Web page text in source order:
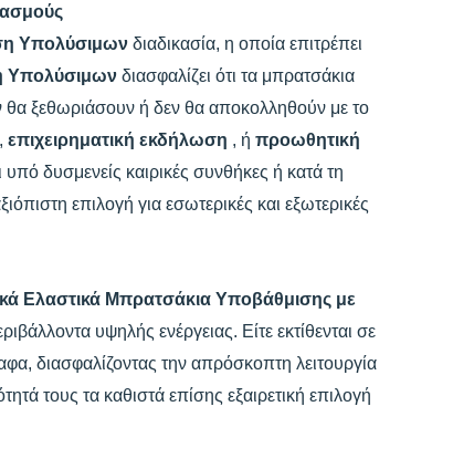
Υπολύσιμων διαδικασία, η οποία επιτρέπει
Υπολύσιμων διασφαλίζει ότι τα μπρατσάκια
θα ξεθωριάσουν ή δεν θα αποκολληθούν με το
, επιχειρηματική εκδήλωση , ή προωθητική
δυσμενείς καιρικές συνθήκες ή κατά τη
επιλογή για εσωτερικές και εξωτερικές
Ελαστικά Μπρατσάκια Υποβάθμισης με
υψηλής ενέργειας. Είτε εκτίθενται σε
διασφαλίζοντας την απρόσκοπτη λειτουργία
τους τα καθιστά επίσης εξαιρετική επιλογή